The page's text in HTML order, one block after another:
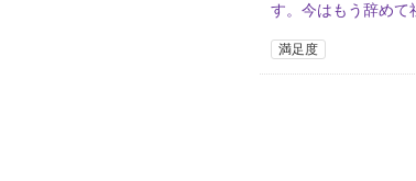
す。今はもう辞めて
満足度